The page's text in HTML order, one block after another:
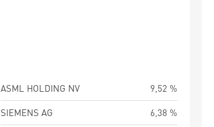
ASML HOLDING NV
9,52 %
SIEMENS AG
6,38 %